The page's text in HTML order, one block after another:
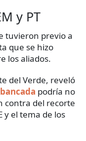
y PT
tuvieron previo a
que se hizo
los aliados.
del Verde, reveló
podría no
contra del recorte
y el tema de los